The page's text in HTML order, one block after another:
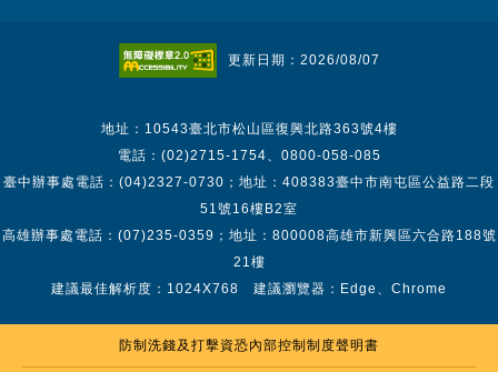
更新日期：2026/08/07
地址：10543臺北市松山區復興北路363號4樓
電話：(02)2715-1754、0800-058-085
臺中辦事處電話：(04)2327-0730；地址：408383臺中市南屯區公益路二段
51號16樓B2室
高雄辦事處電話：(07)235-0359；地址：800008高雄市新興區六合路188號
21樓
建議最佳解析度：1024X768 建議瀏覽器：Edge、Chrome
防制洗錢及打擊資恐內部控制制度聲明書